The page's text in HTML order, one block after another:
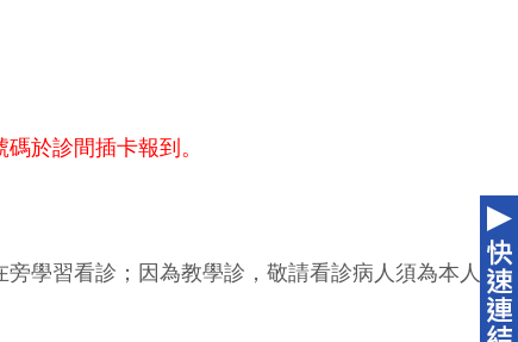
於診間插卡報到。
學習看診；因為教學診，敬請看診病人須為本人